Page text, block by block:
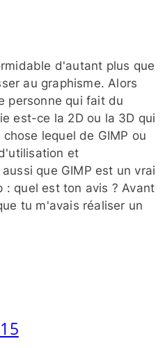
d'autant plus que
au graphisme. Alors
personne qui fait du
est-​ce la 2D ou la 3D qui
lequel de GIMP ou
et
que GIMP est un vrai
: quel est ton avis ? Avant
tu m'avais réaliser un